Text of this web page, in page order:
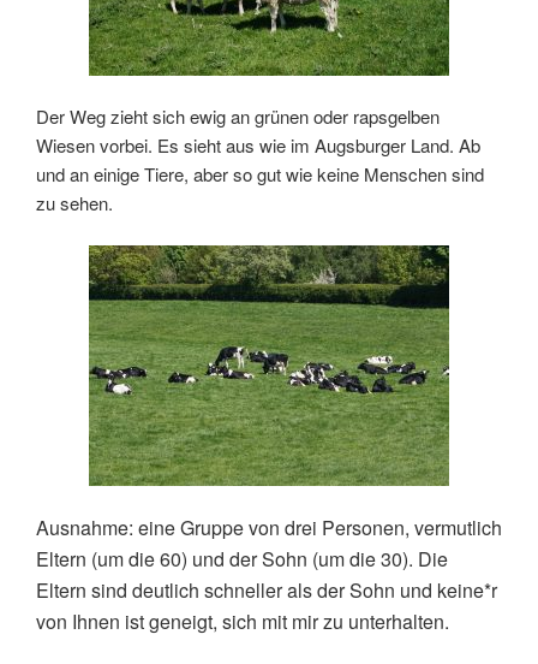
Der Weg zieht sich ewig an grünen oder rapsgelben
Wiesen vorbei. Es sieht aus wie im Augsburger Land. Ab
und an einige Tiere, aber so gut wie keine Menschen sind
zu sehen.
Ausnahme: eine Gruppe von drei Personen, vermutlich
Eltern (um die 60) und der Sohn (um die 30). Die
Eltern sind deutlich schneller als der Sohn und keine*r
von Ihnen ist geneigt, sich mit mir zu unterhalten.